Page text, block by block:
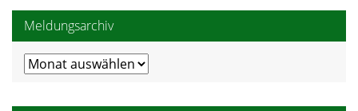
Meldungsarchiv
Meldungsarchiv